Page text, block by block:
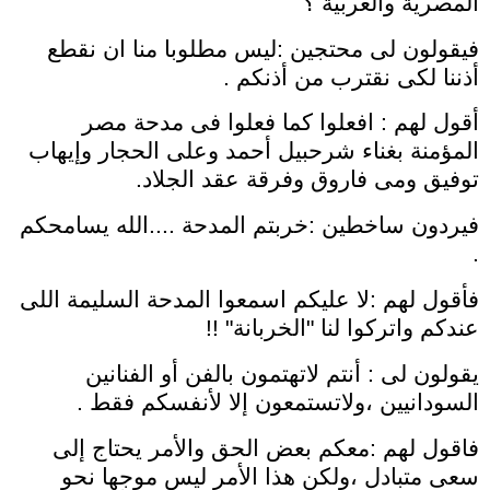
فيقولون لى محتجين :ليس مطلوبا منا ان نقطع
أذننا لكى نقترب من أذنكم .
أقول لهم : افعلوا كما فعلوا فى مدحة مصر
المؤمنة بغناء شرحبيل أحمد وعلى الحجار وإيهاب
توفيق ومى فاروق وفرقة عقد الجلاد.
فيردون ساخطين :خربتم المدحة ....الله يسامحكم
.
فأقول لهم :لا عليكم اسمعوا المدحة السليمة اللى
عندكم واتركوا لنا "الخربانة" !!
يقولون لى : أنتم لاتهتمون بالفن أو الفنانين
السودانيين ،ولاتستمعون إلا لأنفسكم فقط .
فاقول لهم :معكم بعض الحق والأمر يحتاج إلى
سعى متبادل ،ولكن هذا الأمر ليس موجها نحو